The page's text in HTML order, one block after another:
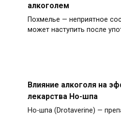
алкоголем
Похмелье — неприятное
может наступить после
Влияние алкоголя на
лекарства Но-шпа
Но-шпа (Drotaverine) —